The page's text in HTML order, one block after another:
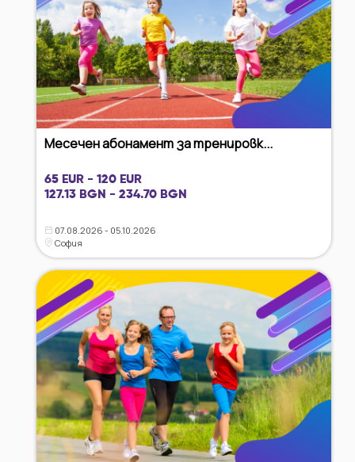
Месечен абонамент за тренировк...
65 EUR - 120 EUR
127.13 BGN - 234.70 BGN
07.08.2026 - 05.10.2026
София